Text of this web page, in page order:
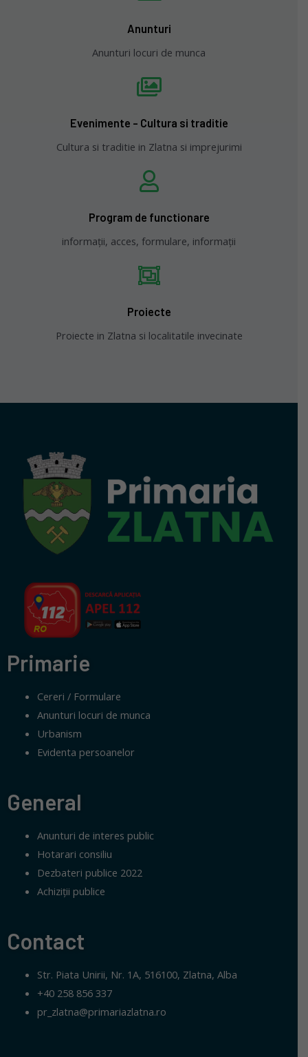
Anunturi
Anunturi locuri de munca
Evenimente - Cultura si traditie
Cultura si traditie in Zlatna si imprejurimi
Program de functionare
informații, acces, formulare, informații
Proiecte
Proiecte in Zlatna si localitatile invecinate
Primarie
Cereri / Formulare
Anunturi locuri de munca
Urbanism
Evidenta persoanelor
General
Anunturi de interes public
Hotarari consiliu
Dezbateri publice 2022
Achiziții publice
Contact
Str. Piata Unirii, Nr. 1A, 516100, Zlatna, Alba
+40 258 856 337
pr_zlatna@primariazlatna.ro